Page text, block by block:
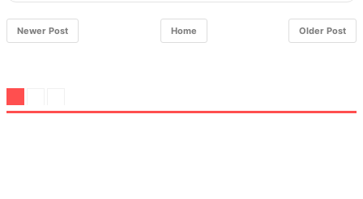
Newer Post Older Post
Home